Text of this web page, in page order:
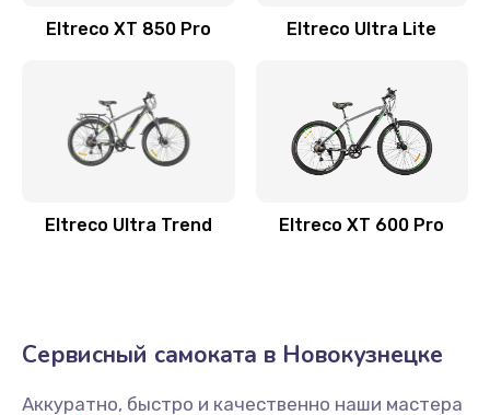
Eltreco XT 850 Pro Eltreco Ultra Lite
Eltreco Ultra Trend Eltreco XT 600 Pro
Сервисный самоката в Новокузнецке
Аккуратно, быстро и качественно наши мастера